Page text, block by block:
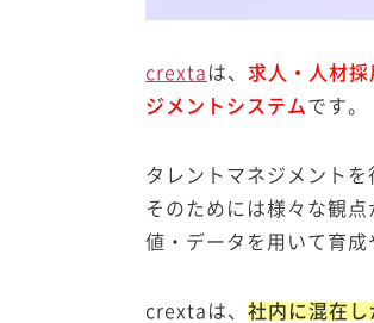
crexta は、 求人・人材
ジメントシステムです。
タレントマネジメント
そのためには様々な観
値・データを用いて育成
crextaは、 社内に混在